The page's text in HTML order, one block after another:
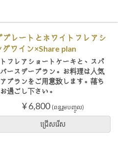
プレートとホワイトフレアシ
ワイン×Share plan
フレアショートケーキと、スパ
ースデープラン。お料理は人気
プランをご用意致します。落ち
過ごし下さい。
¥ 6,800 (ពន្ធរួមបញ្ចូល)
ជ្រើសរើស